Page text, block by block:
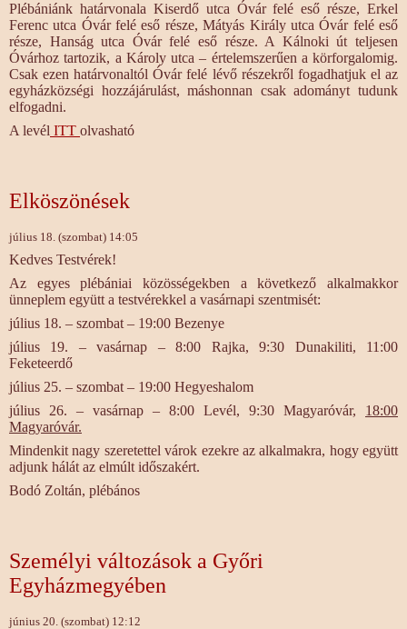
Plébániánk határvonala Kiserdő utca Óvár felé eső része, Erkel
Ferenc utca Óvár felé eső része, Mátyás Király utca Óvár felé eső
része, Hanság utca Óvár felé eső része. A Kálnoki út teljesen
Óvárhoz tartozik, a Károly utca – értelemszerűen a körforgalomig.
Csak ezen határvonaltól Óvár felé lévő részekről fogadhatjuk el az
egyházközségi hozzájárulást, máshonnan csak adományt tudunk
elfogadni.
A levél ITT olvasható
Elköszönések
július 18. (szombat) 14:05
Kedves Testvérek!
Az egyes plébániai közösségekben a következő alkalmakkor
ünneplem együtt a testvérekkel a vasárnapi szentmisét:
július 18. – szombat – 19:00 Bezenye
július 19. – vasárnap – 8:00 Rajka, 9:30 Dunakiliti, 11:00
Feketeerdő
július 25. – szombat – 19:00 Hegyeshalom
július 26. – vasárnap – 8:00 Levél, 9:30 Magyaróvár, 18:00
Magyaróvár.
Mindenkit nagy szeretettel várok ezekre az alkalmakra, hogy együtt
adjunk hálát az elmúlt időszakért.
Bodó Zoltán, plébános
Személyi változások a Győri
Egyházmegyében
június 20. (szombat) 12:12